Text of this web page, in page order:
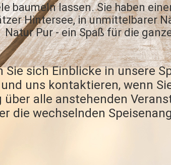
baumeln lassen.Sie haben
Hintersee, in unmittelbarer
Natur Pur - ein Spaß für die
sich Einblicke in unsere
uns kontaktieren, wenn
alle anstehenden
die wechselnden